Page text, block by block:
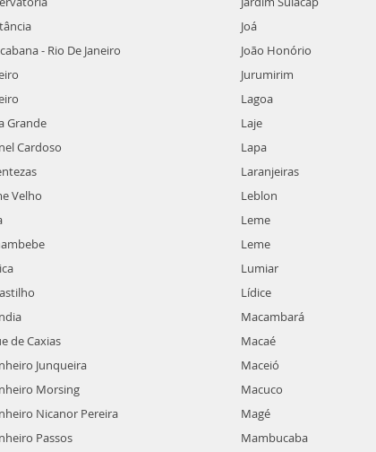
- Rio De Janeiro
Grande
Cardoso
Velho
de Caxias
Junqueira
Morsing
Nicanor Pereira
Passos
Joá
João Honório
Jurumirim
Lagoa
Laje
Lapa
Laranjeiras
Leblon
Leme
Leme
Lumiar
Lídice
Macambará
Macaé
Maceió
Macuco
Magé
Mambucaba